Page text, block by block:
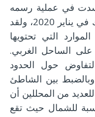
في عملية رسمه
لحدوده البحرية من جانبه، وذلك في يناير 2020، ولقد
التي تحتويها
على الساحل الغربي.
حول الحدود
وبالضبط بين الشاطئ
من المحللين أن
للشمال حيث تقع